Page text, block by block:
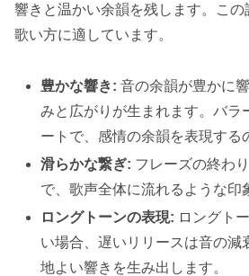
響きと温かい余韻を残します。こ
歌い方に適しています。
豊かな響き: 音の余韻が豊かに
みと広がりが生まれます。バラ
ートで、感情の余韻を表現する
滑らかな繋ぎ: フレーズの終わ
で、歌声全体に流れるような印
ロングトーンの表現: ロングト
い場合、遅いリリースは音の減
地よい響きを生み出します。